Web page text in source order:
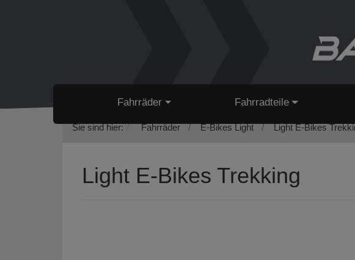
Fahrräder Fahrradteile
Sie sind hier: Fahrräder E-Bikes Light Light E-Bikes
Light E-Bikes Trekking